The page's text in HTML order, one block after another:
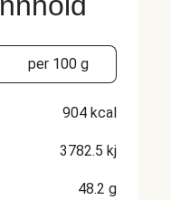
per 100 g
904 kcal
3782.5 kj
48.2 g